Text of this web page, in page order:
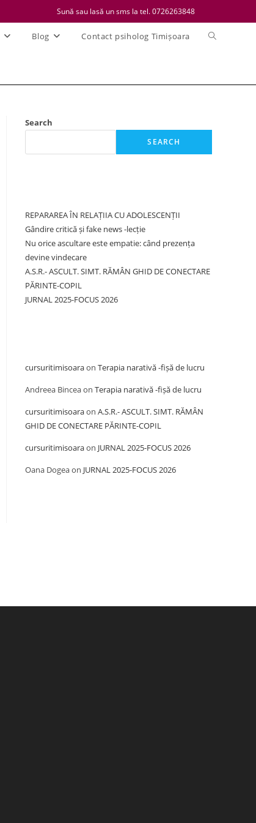
Sună sau lasă un sms la tel. 0726263848
Blog Contact psiholog Timișoara
Toggle
Search
SEARCH
REPARAREA ÎN RELAȚIIA CU ADOLESCENȚII
Gândire critică și fake news -lecție
Nu orice ascultare este empatie: când prezența
devine vindecare
A.S.R.- ASCULT. SIMT. RĂMÂN GHID DE CONECTARE
PĂRINTE-COPIL
JURNAL 2025-FOCUS 2026
cursuritimisoaraon Terapia narativă -fișă de lucru
Andreea Binceaon Terapia narativă -fișă de lucru
cursuritimisoaraon A.S.R.- ASCULT. SIMT. RĂMÂN
GHID DE CONECTARE PĂRINTE-COPIL
cursuritimisoaraon JURNAL 2025-FOCUS 2026
Oana Dogeaon JURNAL 2025-FOCUS 2026